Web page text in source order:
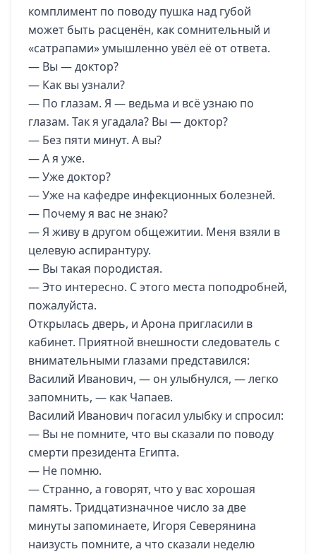
комплимент по поводу пушка над губой
может быть расценён, как сомнительный и
«сатрапами» умышленно увёл её от ответа.
— Вы — доктор?
— Как вы узнали?
— По глазам. Я — ведьма и всё узнаю по
глазам. Так я угадала? Вы — доктор?
— Без пяти минут. А вы?
— А я уже.
— Уже доктор?
— Уже на кафедре инфекционных болезней.
— Почему я вас не знаю?
— Я живу в другом общежитии. Меня взяли в
целевую аспирантуру.
— Вы такая породистая.
— Это интересно. С этого места поподробней,
пожалуйста.
Открылась дверь, и Арона пригласили в
кабинет. Приятной внешности следователь с
внимательными глазами представился:
Василий Иванович, — он улыбнулся, — легко
запомнить, — как Чапаев.
Василий Иванович погасил улыбку и спросил:
— Вы не помните, что вы сказали по поводу
смерти президента Египта.
— Не помню.
— Странно, а говорят, что у вас хорошая
память. Тридцатизначное число за две
минуты запоминаете, Игоря Северянина
наизусть помните, а что сказали неделю